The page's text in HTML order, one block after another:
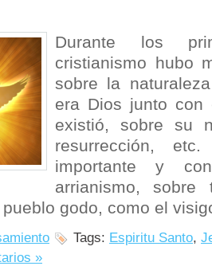
Durante los
cristianismo hubo
sobre la
era Dios junto con
existió, sobre su
resurrección,
importante y
arrianismo,
godo, como el
Tags: Espiritu Santo,
»